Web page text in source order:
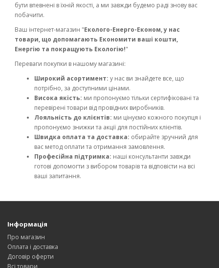
бути впевнені в їхній якості, а ми завжди будемо раді знову вас
побачити.
Ваш інтернет-магазин "Еколого-Енерго-Економ, у нас
товари, що допомагають Економити ваші кошти,
Енергію та покращують Екологію!"
Переваги покупки в нашому магазині:
Широкий асортимент: у нас ви знайдете все, що
потрібно, за доступними цінами.
Висока якість: ми пропонуємо тільки сертифіковані та
перевірені товари від провідних виробників.
Лояльність до клієнтів: ми цінуємо кожного покупця і
пропонуємо знижки та акції для постійних клієнтів.
Швидка оплата та доставка: обирайте зручний для
вас метод оплати та отримання замовлення.
Професійна підтримка: наші консультанти завжди
готові допомогти з вибором товарів та відповісти на всі
ваші запитання.
Інформація
Про магазин
Оплата і доставка
Договір оферти
Всі товари